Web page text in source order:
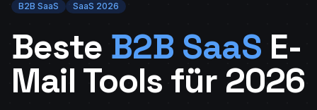
B2B SaaS SaaS 2026
Beste B2B SaaS E-
Mail Tools für 2026